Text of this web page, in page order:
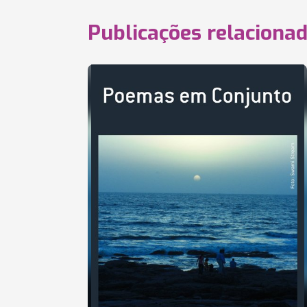
Publicações